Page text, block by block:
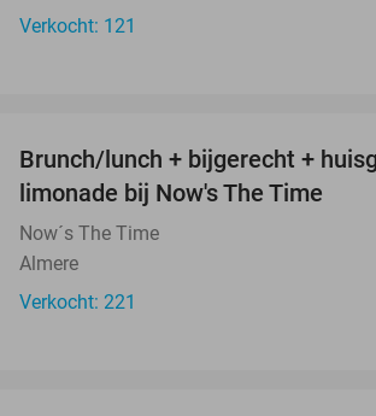
Verkocht: 121
Brunch/lunch + bijgerecht +
limonade bij Now's The Time
Now´s The Time
Almere
Verkocht: 221